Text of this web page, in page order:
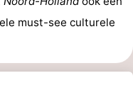
must-see culturele